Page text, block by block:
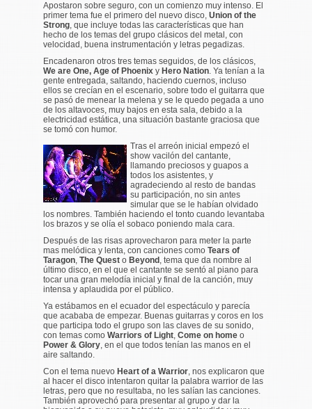
Apostaron sobre seguro, con un comienzo muy intenso. El
primer tema fue el primero del nuevo disco, Union of the
Strong , que incluye todas las características que han
hecho de los temas del grupo clásicos del metal, con
velocidad, buena instrumentación y letras pegadizas.
Encadenaron otros tres temas seguidos, de los clásicos,
We are One, Age of Phoenix y Hero Nation . Ya tenían a la
gente entregada, saltando, haciendo cuernos, incluso
ellos se crecían en el escenario, sobre todo el guitarra que
se pasó de menear la melena y se le quedo pegada a uno
de los altavoces, muy bajos en esta sala, debido a la
electricidad estática, una situación bastante graciosa que
se tomó con humor.
Tras el arreón inicial empezó el
show vacilón del cantante,
llamando preciosos y guapos a
todos los asistentes, y
agradeciendo al resto de bandas
su participación, no sin antes
simular que se le habían olvidado
los nombres. También haciendo el tonto cuando levantaba
los brazos y se olía el sobaco poniendo mala cara.
Después de las risas aprovecharon para meter la parte
mas melódica y lenta, con canciones como Tears of
Taragon The Quest o Beyond , tema que da nombre al
último disco, en el que el cantante se sentó al piano para
tocar una gran melodía inicial y final de la canción, muy
intensa y aplaudida por el público.
Ya estábamos en el ecuador del espectáculo y parecía
que acababa de empezar. Buenas guitarras y coros en los
que participa todo el grupo son las claves de su sonido,
con temas como Warriors of Light Come on home o
Power & Glory , en el que todos tenían las manos en el
aire saltando.
Con el tema nuevo Heart of a Warrior , nos explicaron que
al hacer el disco intentaron quitar la palabra warrior de las
letras, pero que no resultaba, no les salían las canciones.
También aprovechó para presentar al grupo y dar la